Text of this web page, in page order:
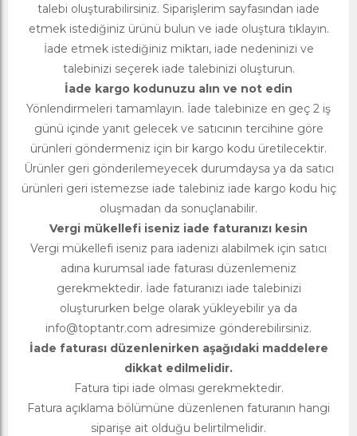
talebi oluşturabilirsiniz. Siparişlerim sayfasından iade
etmek istediğiniz ürünü bulun ve iade oluştura tıklayın.
İade etmek istediğiniz miktarı, iade nedeninizi ve
talebinizi seçerek iade talebinizi oluşturun.
İade kargo kodunuzu alın ve not edin
Yönlendirmeleri tamamlayın. İade talebinize en geç 2 iş
günü içinde yanıt gelecek ve satıcının tercihine göre
ürünleri göndermeniz için bir kargo kodu üretilecektir.
Ürünler geri gönderilemeyecek durumdaysa ya da satıcı
ürünleri geri istemezse iade talebiniz iade kargo kodu hiç
oluşmadan da sonuçlanabilir.
Vergi mükellefi iseniz iade faturanızı kesin
Vergi mükellefi iseniz para iadenizi alabilmek için satıcı
adına kurumsal iade faturası düzenlemeniz
gerekmektedir. İade faturanızı iade talebinizi
oluştururken belge olarak yükleyebilir ya da
info@toptantr.com adresimize gönderebilirsiniz.
İade faturası düzenlenirken aşağıdaki maddelere
dikkat edilmelidir.
Fatura tipi iade olması gerekmektedir.
Fatura açıklama bölümüne düzenlenen faturanın hangi
siparişe ait olduğu belirtilmelidir.